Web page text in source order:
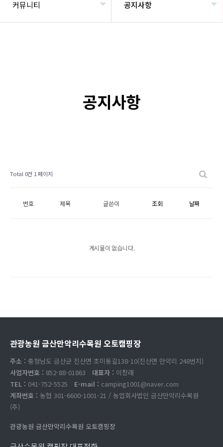
커뮤니티 공지사항
공지사항
Total 0건 1 페이지
번호 제목 글쓴이 조회 날짜
게시물이 없습니다.
관광농원 금산만악리수목원 오토캠핑장
주소 : 충청남도 금산군 진산면 초미동길138-10(진산면 만악리 248번지)
사업자번호 : 852-88-01863 대표자 : 이창래
TEL : 041-752-5525 E-mail : camping1001@naver.com
계좌번호 : 농협 301-6600-1001-21 / 농업회사법인 금산만악리수목원
(주)
관광농원 금산만악리수목원 오토캠핑장